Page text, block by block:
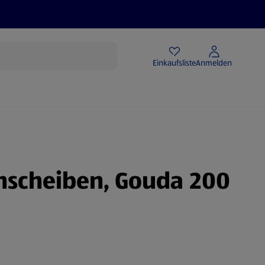
EinkaufslisteAnmelden
Gouda 200